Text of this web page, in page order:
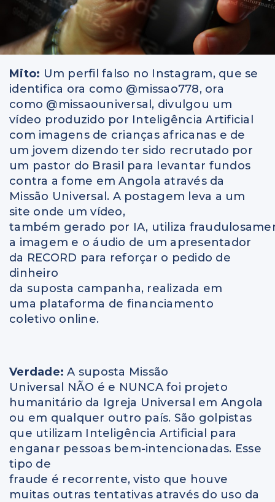
Mito: Um perfil falso no Instagram, que se
identifica ora como @missao778, ora
como @missaouniversal, divulgou um
vídeo produzido por Inteligência Artificial
com imagens de crianças africanas e de
um jovem dizendo ter sido recrutado por
um pastor do Brasil para levantar fundos
contra a fome em Angola através da
Missão Universal. A postagem leva a um
site onde um vídeo,
também gerado por IA, utiliza
a imagem e o áudio de um apresentador
da RECORD para reforçar o pedido de
dinheiro
da suposta campanha, realizada em
uma plataforma de financiamento
coletivo online.
Verdade: A suposta Missão
Universal NÃO é e NUNCA foi projeto
humanitário da Igreja Universal em Angola
ou em qualquer outro país. São golpistas
que utilizam Inteligência Artificial para
enganar pessoas bem-intencionadas. Esse
tipo de
fraude é recorrente, visto que houve
muitas outras tentativas através do uso da